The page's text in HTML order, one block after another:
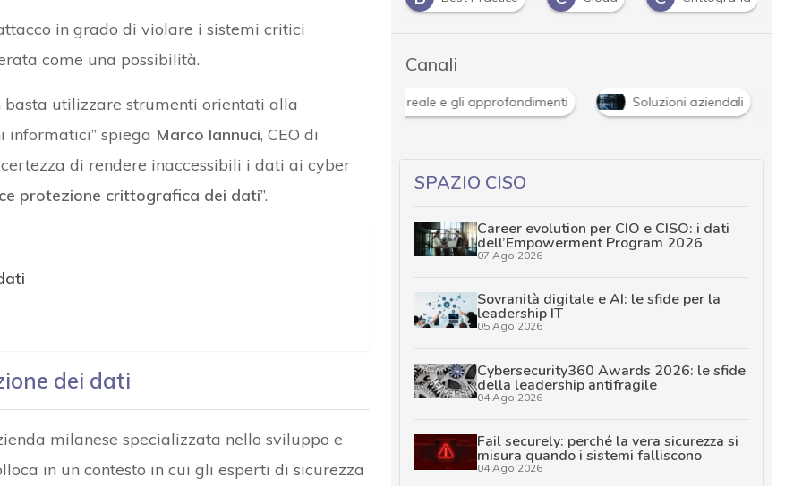
in grado di violare i sistemi critici
come una possibilità.
utilizzare strumenti orientati alla
informatici” spiega Marco Iannuci, CEO di
di rendere inaccessibili i dati ai cyber
protezione crittografica dei dati”.
dei dati
milanese specializzata nello sviluppo e
in un contesto in cui gli esperti di sicurezza
Canali
Attacchi hacker e Malware: le ultime news in tempo reale e gli approfondimenti Soluzioni aziendali
SPAZIO CISO
Career evolution per CIO e CISO: i dati
dell’Empowerment Program 2026
07 Ago 2026
Sovranità digitale e AI: le sfide per la
leadership IT
05 Ago 2026
Cybersecurity360 Awards 2026: le sfide
della leadership antifragile
04 Ago 2026
Fail securely: perché la vera sicurezza si
misura quando i sistemi falliscono
04 Ago 2026